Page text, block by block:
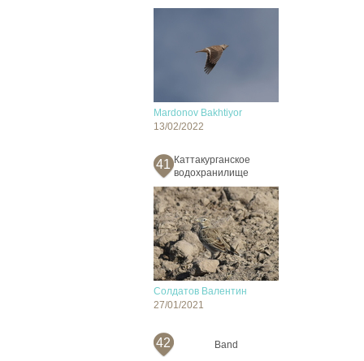
Mardonov Bakhtiyor
13/02/2022
41 Каттакурганское
водохранилище
Солдатов Валентин
27/01/2021
42 Band